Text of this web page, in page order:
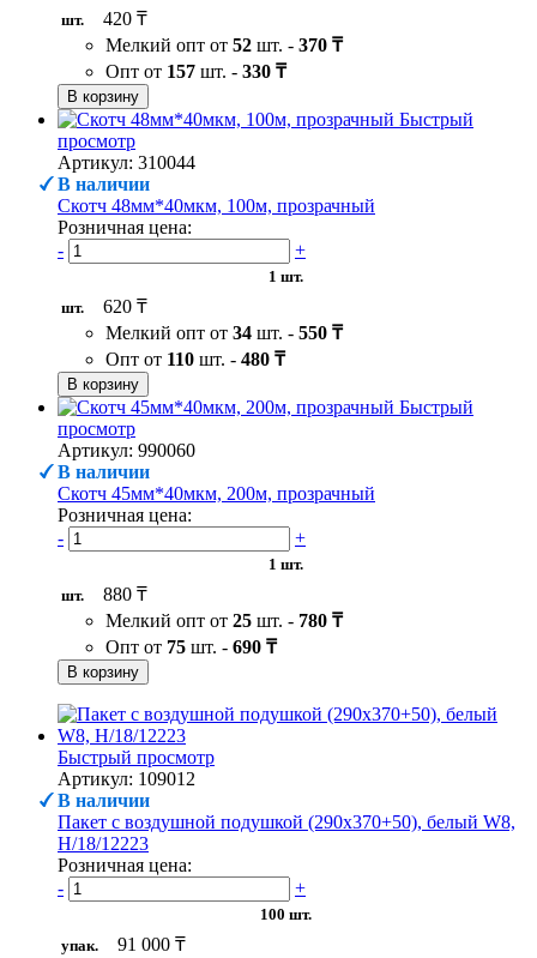
шт.
420 ₸
Мелкий опт от 52 шт. - 370 ₸
Опт от 157 шт. - 330 ₸
В корзину
Быстрый
просмотр
Артикул: 310044
В наличии
Скотч 48мм*40мкм, 100м, прозрачный
Розничная цена:
-
+
1 шт.
шт.
620 ₸
Мелкий опт от 34 шт. - 550 ₸
Опт от 110 шт. - 480 ₸
В корзину
Быстрый
просмотр
Артикул: 990060
В наличии
Скотч 45мм*40мкм, 200м, прозрачный
Розничная цена:
-
+
1 шт.
шт.
880 ₸
Мелкий опт от 25 шт. - 780 ₸
Опт от 75 шт. - 690 ₸
В корзину
Быстрый просмотр
Артикул: 109012
В наличии
Пакет с воздушной подушкой (290х370+50), белый W8,
H/18/12223
Розничная цена:
-
+
100 шт.
упак.
91 000 ₸